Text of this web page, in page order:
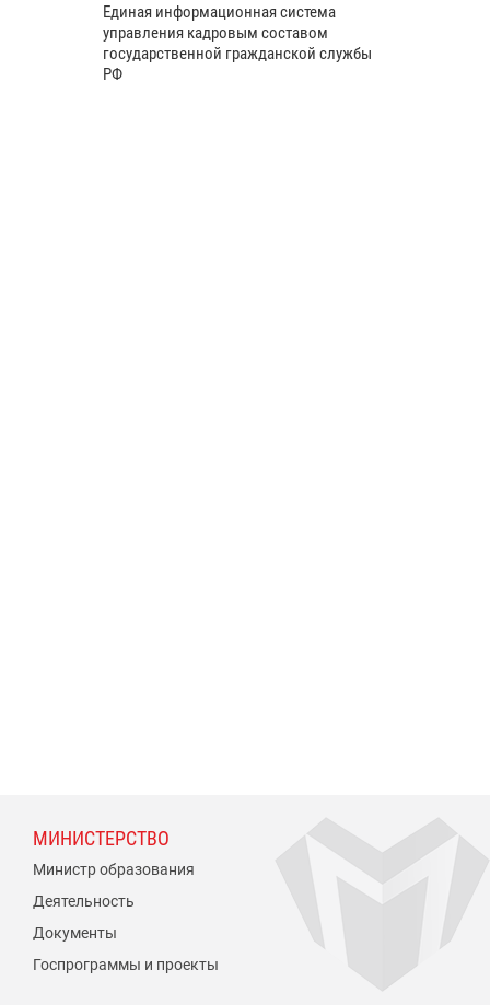
Единая информационная система
управления кадровым составом
государственной гражданской службы
РФ
МИНИСТЕРСТВО
Министр образования
Деятельность
Документы
Госпрограммы и проекты